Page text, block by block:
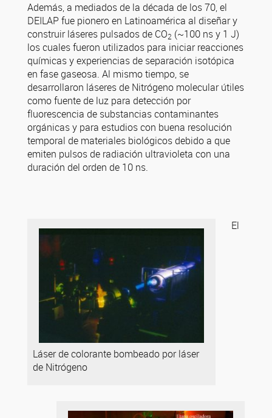
Además, a mediados de la década de los 70, el
DEILAP fue pionero en Latinoamérica al diseñar y
construir láseres pulsados de CO2 (~100 ns y 1 J)
los cuales fueron utilizados para iniciar reacciones
químicas y experiencias de separación isotópica
en fase gaseosa. Al mismo tiempo, se
desarrollaron láseres de Nitrógeno molecular útiles
como fuente de luz para detección por
fluorescencia de substancias contaminantes
orgánicas y para estudios con buena resolución
temporal de materiales biológicos debido a que
emiten pulsos de radiación ultravioleta con una
duración del orden de 10 ns.
Láser de colorante bombeado por láser
de Nitrógeno
El